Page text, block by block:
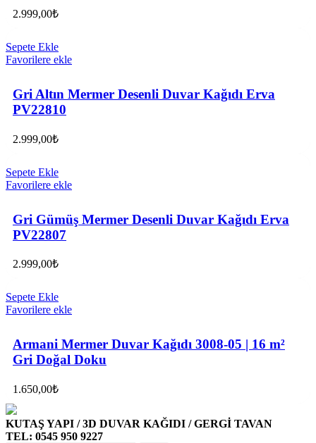
2.999,00₺
Sepete Ekle
Favorilere ekle
Gri Altın Mermer Desenli Duvar Kağıdı Erva
PV22810
2.999,00₺
Sepete Ekle
Favorilere ekle
Gri Gümüş Mermer Desenli Duvar Kağıdı Erva
PV22807
2.999,00₺
Sepete Ekle
Favorilere ekle
Armani Mermer Duvar Kağıdı 3008-05 | 16 m²
Gri Doğal Doku
1.650,00₺
KUTAŞ YAPI / 3D DUVAR KAĞIDI / GERGİ TAVAN
TEL: 0545 950 9227